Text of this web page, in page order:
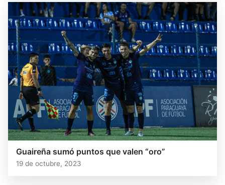
Guaireña sumó puntos que valen “oro”
19 de octubre, 2023